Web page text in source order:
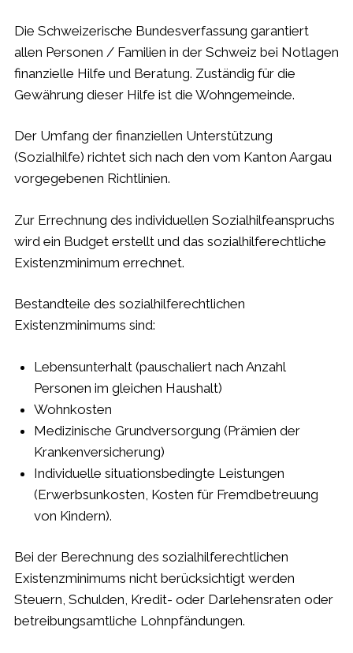
Die Schweizerische Bundesverfassung garantiert
allen Personen / Familien in der Schweiz bei Notlagen
finanzielle Hilfe und Beratung. Zuständig für die
Gewährung dieser Hilfe ist die Wohngemeinde.
Der Umfang der finanziellen Unterstützung
(Sozialhilfe) richtet sich nach den vom Kanton Aargau
vorgegebenen Richtlinien.
Zur Errechnung des individuellen Sozialhilfeanspruchs
wird ein Budget erstellt und das sozialhilferechtliche
Existenzminimum errechnet.
Bestandteile des sozialhilferechtlichen
Existenzminimums sind:
Lebensunterhalt (pauschaliert nach Anzahl
Personen im gleichen Haushalt)
Wohnkosten
Medizinische Grundversorgung (Prämien der
Krankenversicherung)
Individuelle situationsbedingte Leistungen
(Erwerbsunkosten, Kosten für Fremdbetreuung
von Kindern).
Bei der Berechnung des sozialhilferechtlichen
Existenzminimums nicht berücksichtigt werden
Steuern, Schulden, Kredit- oder Darlehensraten oder
betreibungsamtliche Lohnpfändungen.